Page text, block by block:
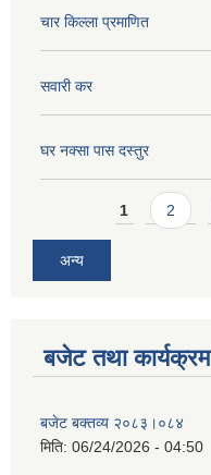
चार किल्ला प्रमाणित
सवारी कर
घर नक्सा पास दस्तुर
Pages1 2
अन्य
बजेट तथा कार्यक्रम
बजेट बक्तव्य २०८३।०८४
मिति: 06/24/2026 - 04:50